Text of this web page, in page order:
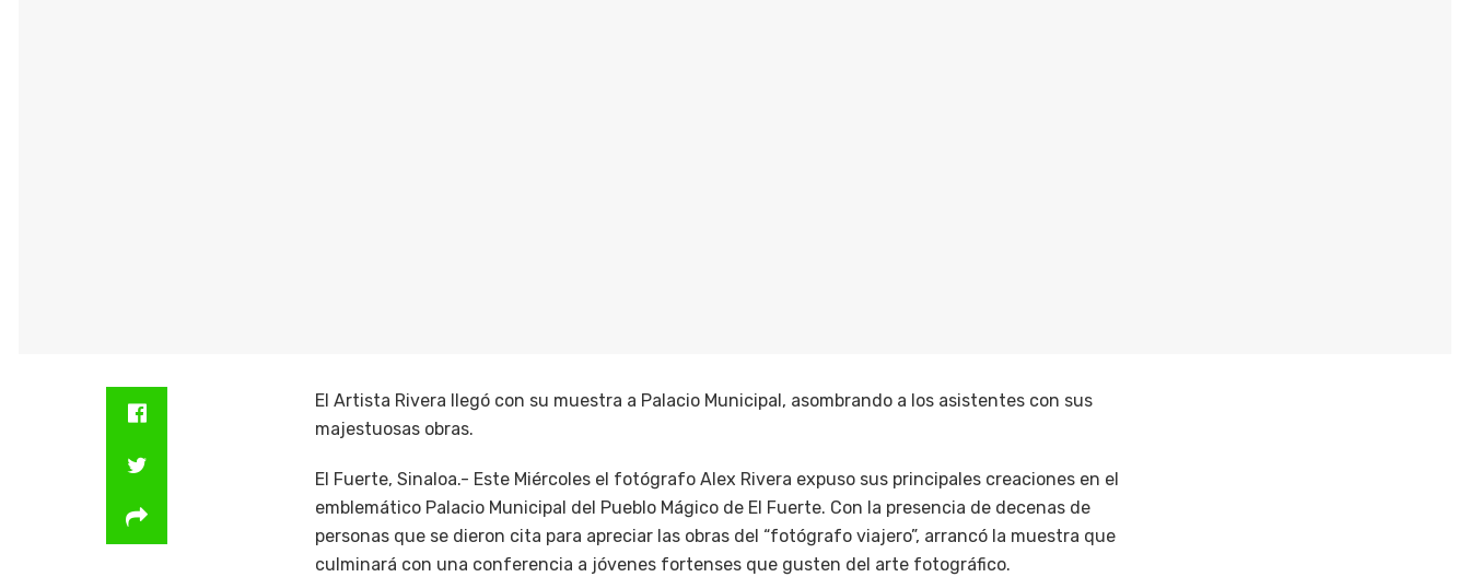
El Artista Rivera llegó con su muestra a Palacio Municipal, asombrando a los asistentes con sus
majestuosas obras.
El Fuerte, Sinaloa.- Este Miércoles el fotógrafo Alex Rivera expuso sus principales creaciones en el
emblemático Palacio Municipal del Pueblo Mágico de El Fuerte. Con la presencia de decenas de
personas que se dieron cita para apreciar las obras del “fotógrafo viajero”, arrancó la muestra que
culminará con una conferencia a jóvenes fortenses que gusten del arte fotográfico.